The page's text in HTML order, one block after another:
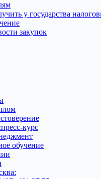
у государства
закупок
курс
обучение